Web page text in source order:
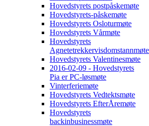
Hovedstyrets postpåskemøte
Hovedstyrets-påskemøte
Hovedstyrets Osloturmøte
Hovedstyrets Vårmøte
Hovedstyrets
Agnetetrekkervisdomstannmøte
Hovedstyrets Valentinesmøte
2016-02-09 - Hovedstyrets
Pia er PC-løsmøte
Vinterferiemøte
Hovedstyrets Vedtektsmøte
Hovedstyrets EfterÅremøte
Hovedstyrets
backinbusinessmøte